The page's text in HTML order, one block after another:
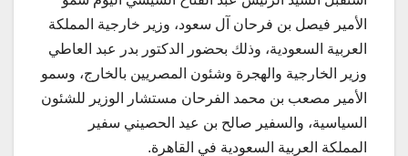
الأمير فيصل بن فرحان آل سعود، وزير خارجية المملكة
العربية السعودية، وذلك بحضور الدكتور بدر عبد العاطي
وزير الخارجية والهجرة وشئون المصريين بالخارج، وسمو
الأمير مصعب بن محمد الفرحان مستشار الوزير للشئون
السياسية، والسفير صالح بن عيد الحصيني سفير
المملكة العربية السعودية في القاهرة.